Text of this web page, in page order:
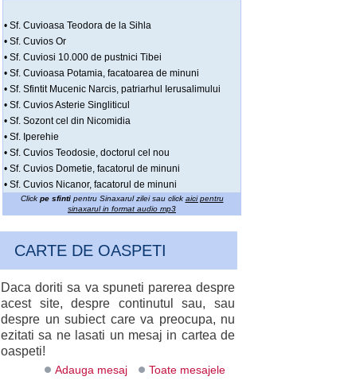
• Sf. Cuvioasa Teodora de la Sihla
• Sf. Cuvios Or
• Sf. Cuviosi 10.000 de pustnici Tibei
• Sf. Cuvioasa Potamia, facatoarea de minuni
• Sf. Sfintit Mucenic Narcis, patriarhul Ierusalimului
• Sf. Cuvios Asterie Singliticul
• Sf. Sozont cel din Nicomidia
• Sf. Iperehie
• Sf. Cuvios Teodosie, doctorul cel nou
• Sf. Cuvios Dometie, facatorul de minuni
• Sf. Cuvios Nicanor, facatorul de minuni
Click pe sfintipentru Sinaxarul zilei sau click aici pentru
sinaxarul in format audio mp3
CARTE DE OASPETI
Daca doriti sa va spuneti parerea despre
acest site, despre continutul sau, sau
despre un subiect care va preocupa, nu
ezitati sa ne lasati un mesaj in cartea de
oaspeti!
Adauga mesaj Toate mesajele